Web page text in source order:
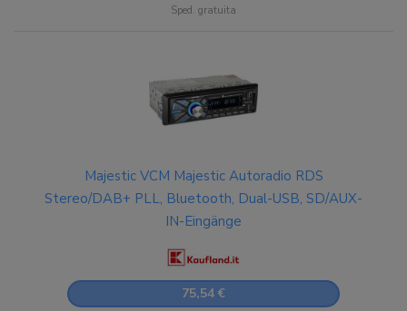
Sped. gratuita
Majestic VCM Majestic Autoradio RDS
Stereo/DAB+ PLL, Bluetooth, Dual-USB, SD/AUX-
IN-Eingänge
75,54 €